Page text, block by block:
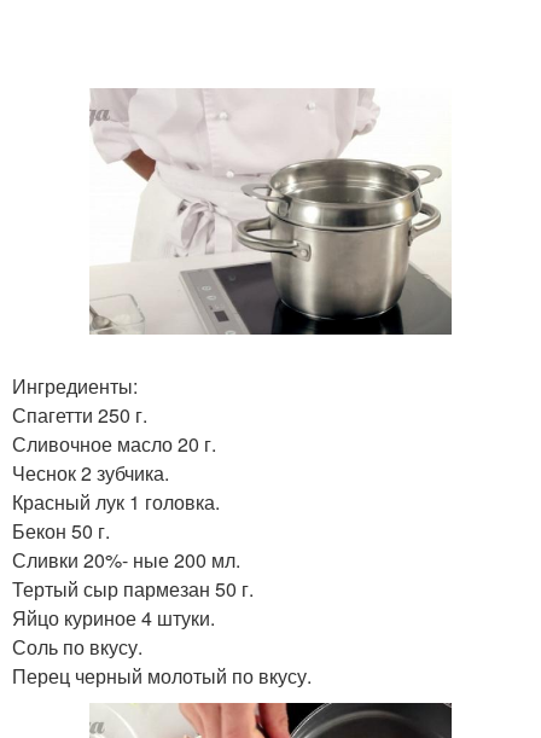
Ингредиенты:
Спагетти 250 г.
Сливочное масло 20 г.
Чеснок 2 зубчика.
Красный лук 1 головка.
Бекон 50 г.
Сливки 20%- ные 200 мл.
Тертый сыр пармезан 50 г.
Яйцо куриное 4 штуки.
Соль по вкусу.
Перец черный молотый по вкусу.